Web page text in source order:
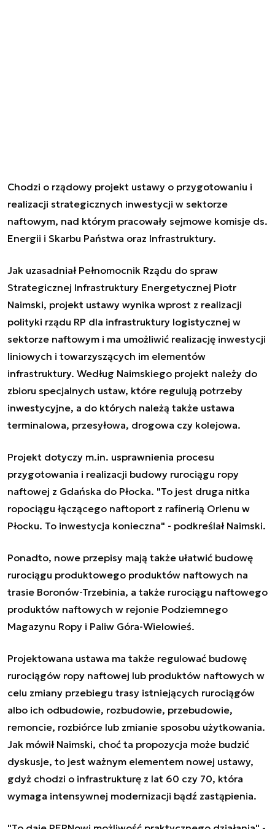
Chodzi o rządowy projekt ustawy o przygotowaniu i
realizacji strategicznych inwestycji w sektorze
naftowym, nad którym pracowały sejmowe komisje ds.
Energii i Skarbu Państwa oraz Infrastruktury.
Jak uzasadniał Pełnomocnik Rządu do spraw
Strategicznej Infrastruktury Energetycznej Piotr
Naimski, projekt ustawy wynika wprost z realizacji
polityki rządu RP dla infrastruktury logistycznej w
sektorze naftowym i ma umożliwić realizację inwestycji
liniowych i towarzyszących im elementów
infrastruktury. Według Naimskiego projekt należy do
zbioru specjalnych ustaw, które regulują potrzeby
inwestycyjne, a do których należą także ustawa
terminalowa, przesyłowa, drogowa czy kolejowa.
Projekt dotyczy m.in. usprawnienia procesu
przygotowania i realizacji budowy rurociągu ropy
naftowej z Gdańska do Płocka. "To jest druga nitka
ropociągu łączącego naftoport z rafinerią Orlenu w
Płocku. To inwestycja konieczna" - podkreślał Naimski.
Ponadto, nowe przepisy mają także ułatwić budowę
rurociągu produktowego produktów naftowych na
trasie Boronów-Trzebinia, a także rurociągu naftowego
produktów naftowych w rejonie Podziemnego
Magazynu Ropy i Paliw Góra-Wielowieś.
Projektowana ustawa ma także regulować budowę
rurociągów ropy naftowej lub produktów naftowych w
celu zmiany przebiegu trasy istniejących rurociągów
albo ich odbudowie, rozbudowie, przebudowie,
remoncie, rozbiórce lub zmianie sposobu użytkowania.
Jak mówił Naimski, choć ta propozycja może budzić
dyskusje, to jest ważnym elementem nowej ustawy,
gdyż chodzi o infrastrukturę z lat 60 czy 70, która
wymaga intensywnej modernizacji bądź zastąpienia.